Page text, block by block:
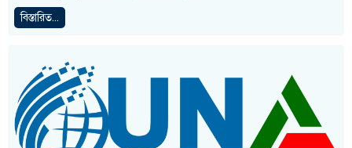
বিস্তারিত...